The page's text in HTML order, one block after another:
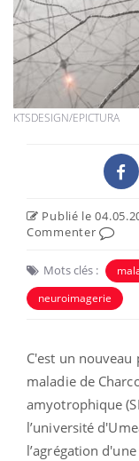
KTSDESIGN/EPICTURA
Publié le
Commenter
Mots clés :
neuroimagerie
C'est un
maladie de
amyotrophique
l’université
l’agrégation